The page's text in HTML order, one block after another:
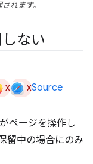
れます。
ない
x xSource
ページを操作し
留中の場合にのみ